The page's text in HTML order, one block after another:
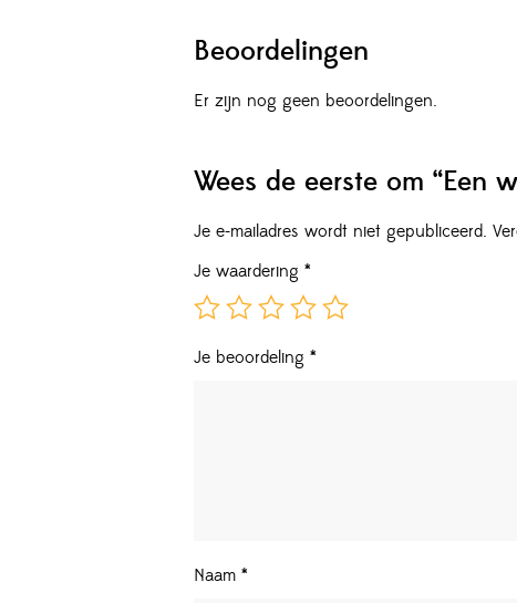
Beoordelingen
Er zijn nog geen beoordelingen.
Wees de eerste om “Een
Je e-mailadres wordt niet gepubliceerd.
Je waardering *
Je beoordeling *
Naam *